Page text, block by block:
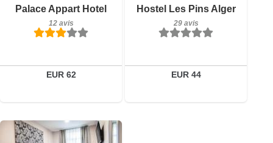
Palace Appart Hotel
12 avis
EUR 62
12 avis
Réserver
Hostel Les Pins Alger
29 avis
EUR 44
Détails
Réserver